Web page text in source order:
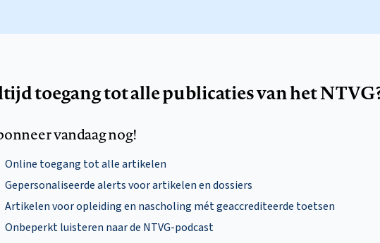
toegang tot alle publicaties van het
vandaag nog!
Online toegang tot alle artikelen
Gepersonaliseerde alerts voor artikelen en dossiers
Artikelen voor opleiding en nascholing mét geaccrediteerde toetsen
Onbeperkt luisteren naar de NTVG-podcast